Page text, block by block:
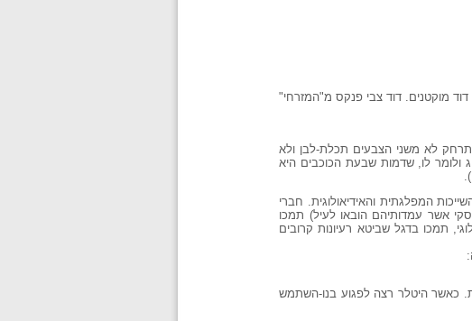
מוקטנים. דוד צבי פנקס מ"המזרחי"
לא משני הצבעים תכלת-לבן ולא
ולומר לו, שדמות שבעת הכוכבים היא
המפלגתית והאידיאולוגית. חברי
אשר עמדותיהם הובאו לעיל) תמכו
תמכו בדגל שביטא רעיונות קרובים
כאשר היטלר רצה לפגוע בנו-השתמש